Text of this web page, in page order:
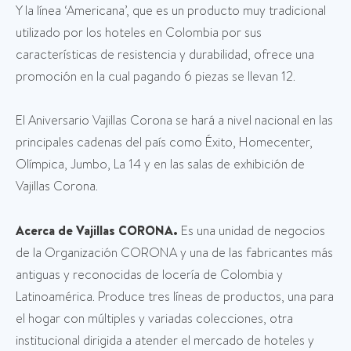
Y la línea ‘Americana’, que es un producto muy tradicional
utilizado por los hoteles en Colombia por sus
características de resistencia y durabilidad, ofrece una
promoción en la cual pagando 6 piezas se llevan 12.
El Aniversario Vajillas Corona se hará a nivel nacional en las
principales cadenas del país como Éxito, Homecenter,
Olímpica, Jumbo, La 14 y en las salas de exhibición de
Vajillas Corona.
Acerca de Vajillas CORONA. Es una unidad de negocios
de la Organización CORONA y una de las fabricantes más
antiguas y reconocidas de locería de Colombia y
Latinoamérica. Produce tres líneas de productos, una para
el hogar con múltiples y variadas colecciones, otra
institucional dirigida a atender el mercado de hoteles y